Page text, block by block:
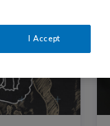
I Accept